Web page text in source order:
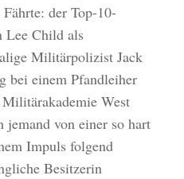
der Top-10-
Lee Child als
Militärpolizist Jack
bei einem Pfandleiher
West
von einer so hart
Impuls folgend
Besitzerin